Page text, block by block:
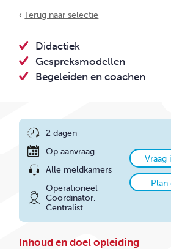
‹Terug naar selectie
Didactiek
Gespreksmodellen
Begeleiden en coachen
2 dagen
Op aanvraag
Alle meldkamers
Operationeel
Coördinator,
Centralist
Vraag
Plan
Inhoud en doel opleiding